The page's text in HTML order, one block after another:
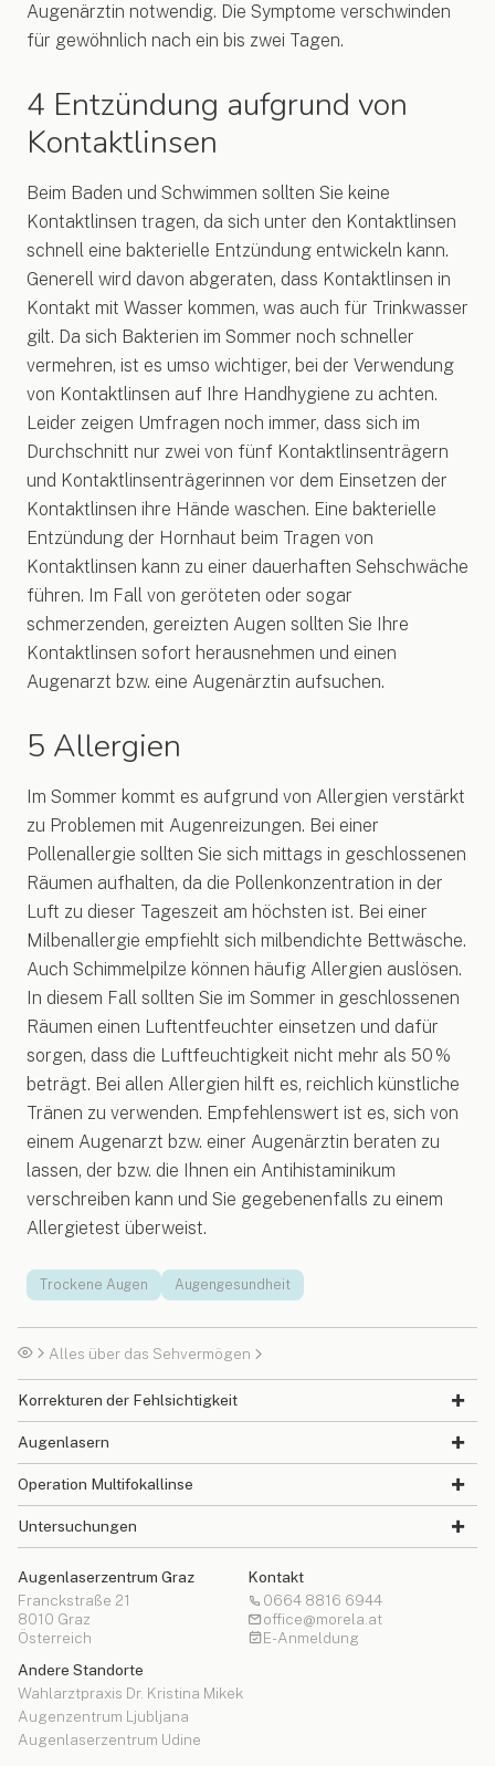
Augenärztin notwendig. Die Symptome verschwinden
für gewöhnlich nach ein bis zwei Tagen.
4 Entzündung aufgrund von
Kontaktlinsen
Beim Baden und Schwimmen sollten Sie keine
Kontaktlinsen tragen, da sich unter den Kontaktlinsen
schnell eine bakterielle Entzündung entwickeln kann.
Generell wird davon abgeraten, dass Kontaktlinsen in
Kontakt mit Wasser kommen, was auch für Trinkwasser
gilt. Da sich Bakterien im Sommer noch schneller
vermehren, ist es umso wichtiger, bei der Verwendung
von Kontaktlinsen auf Ihre Handhygiene zu achten.
Leider zeigen Umfragen noch immer, dass sich im
Durchschnitt nur zwei von fünf Kontaktlinsenträgern
und Kontaktlinsenträgerinnen vor dem Einsetzen der
Kontaktlinsen ihre Hände waschen. Eine bakterielle
Entzündung der Hornhaut beim Tragen von
Kontaktlinsen kann zu einer dauerhaften Sehschwäche
führen. Im Fall von geröteten oder sogar
schmerzenden, gereizten Augen sollten Sie Ihre
Kontaktlinsen sofort herausnehmen und einen
Augenarzt bzw. eine Augenärztin aufsuchen.
5 Allergien
Im Sommer kommt es aufgrund von Allergien verstärkt
zu Problemen mit Augenreizungen. Bei einer
Pollenallergie sollten Sie sich mittags in geschlossenen
Räumen aufhalten, da die Pollenkonzentration in der
Luft zu dieser Tageszeit am höchsten ist. Bei einer
Milbenallergie empfiehlt sich milbendichte Bettwäsche.
Auch Schimmelpilze können häufig Allergien auslösen.
In diesem Fall sollten Sie im Sommer in geschlossenen
Räumen einen Luftentfeuchter einsetzen und dafür
sorgen, dass die Luftfeuchtigkeit nicht mehr als 50 %
beträgt. Bei allen Allergien hilft es, reichlich künstliche
Tränen zu verwenden. Empfehlenswert ist es, sich von
einem Augenarzt bzw. einer Augenärztin beraten zu
lassen, der bzw. die Ihnen ein Antihistaminikum
verschreiben kann und Sie gegebenenfalls zu einem
Allergietest überweist.
Trockene Augen Augengesundheit
Alles über das Sehvermögen
Korrekturen der Fehlsichtigkeit
Augenlasern
Operation Multifokallinse
Untersuchungen
Augenlaserzentrum Graz
Franckstraße 21
8010 Graz
Österreich
Andere Standorte
Wahlarztpraxis Dr. Kristina Mikek
Augenzentrum Ljubljana
Augenlaserzentrum Udine
Kontakt
0664 8816 6944
office@morela.at
E-Anmeldung